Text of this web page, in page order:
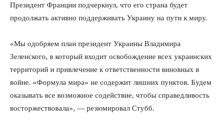
Президент Франции подчеркнул, что его страна будет
продолжать активно поддерживать Украину на пути к миру.
«Мы одобряем план президент Украины Владимира
Зеленского, в который входит освобождение всех украинских
территорий и привлечение к ответственности виновных в
войне. «Формула мира» не содержит лишних пунктов. Будем
оказывать все возможное содействие, чтобы справедливость
восторжествовала», — резюмировал Стубб.